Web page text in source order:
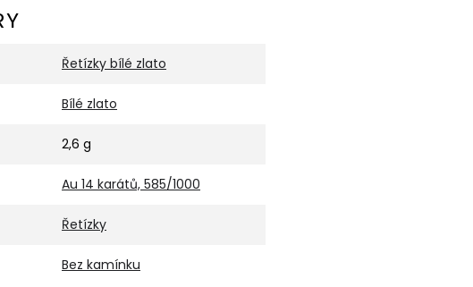
Řetízky bílé zlato
Bílé zlato
2,6 g
Au 14 karátů, 585/1000
Řetízky
Bez kamínku